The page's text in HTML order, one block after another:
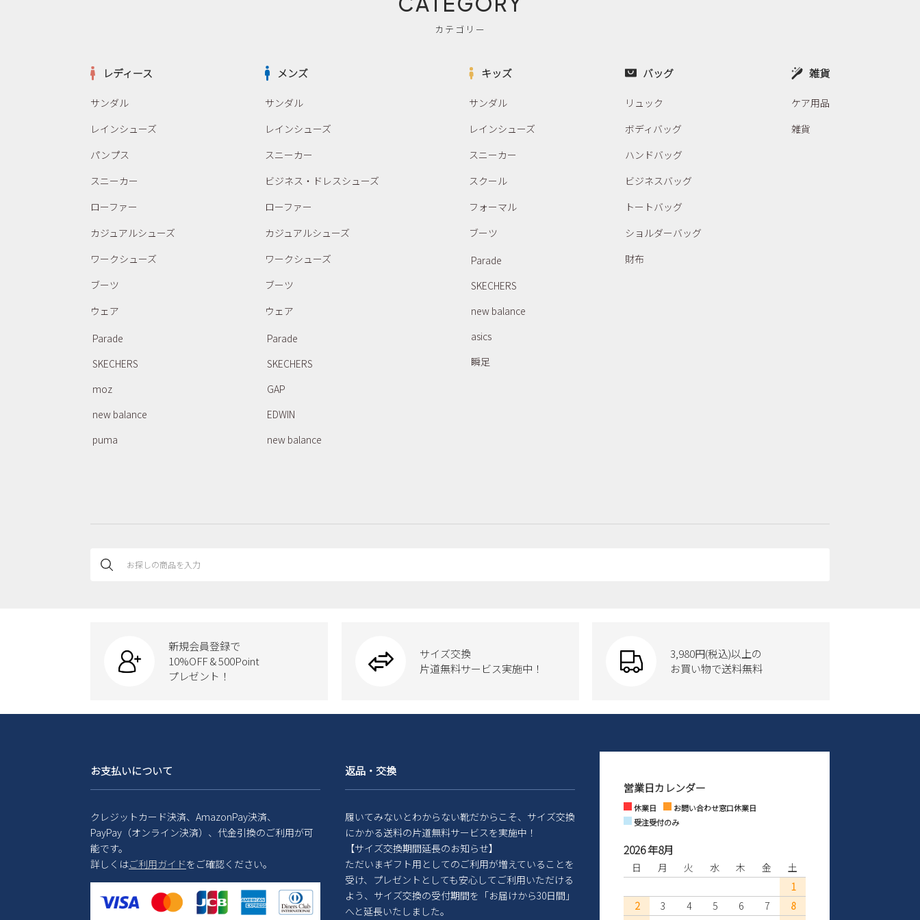
カテゴリー
レディース
サンダル
レインシューズ
パンプス
スニーカー
ローファー
カジュアルシューズ
ワークシューズ
ブーツ
ウェア
Parade
SKECHERS
moz
new balance
puma
メンズ
サンダル
レインシューズ
スニーカー
ビジネス・ドレスシューズ
ローファー
カジュアルシューズ
ワークシューズ
ブーツ
ウェア
Parade
SKECHERS
GAP
EDWIN
new balance
キッズ
サンダル
レインシューズ
スニーカー
スクール
フォーマル
ブーツ
Parade
SKECHERS
new balance
asics
瞬足
バッグ
リュック
ボディバッグ
ハンドバッグ
ビジネスバッグ
トートバッグ
ショルダーバッグ
財布
雑貨
ケア用品
雑貨
新規会員登録で
10%OFF & 500Point
プレゼント！
サイズ交換
片道無料サービス実施中！
3,980円(税込)以上の
お買い物で送料無料
お支払いについて
クレジットカード決済、AmazonPay決済、
PayPay（オンライン決済）、代金引換のご利用が可
能です。
詳しくはご利用ガイドをご確認ください。
返品・交換
履いてみないとわからない靴だからこそ、サイズ交換
にかかる送料の片道無料サービスを実施中！
【サイズ交換期間延長のお知らせ】
ただいまギフト用としてのご利用が増えていることを
受け、プレゼントとしても安心してご利用いただける
よう、サイズ交換の受付期間を「お届けから30日間」
へと延長いたしました。
営業日カレンダー
休業日
お問い合わせ窓口休業日
受注受付のみ
2026 年8月
日 月 火 水 木 金
土
1
2
3 4 5 6 7
8